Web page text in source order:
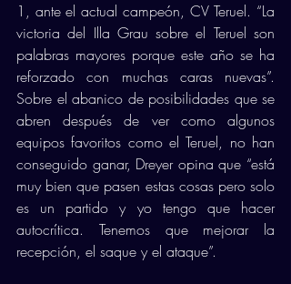
1, ante el actual campeón, CV Teruel. “La
victoria del Illa Grau sobre el Teruel son
palabras mayores porque este año se ha
reforzado con muchas caras nuevas”.
Sobre el abanico de posibilidades que se
abren después de ver como algunos
equipos favoritos como el Teruel, no han
conseguido ganar, Dreyer opina que “está
muy bien que pasen estas cosas pero solo
es un partido y yo tengo que hacer
autocrítica. Tenemos que mejorar la
recepción, el saque y el ataque”.